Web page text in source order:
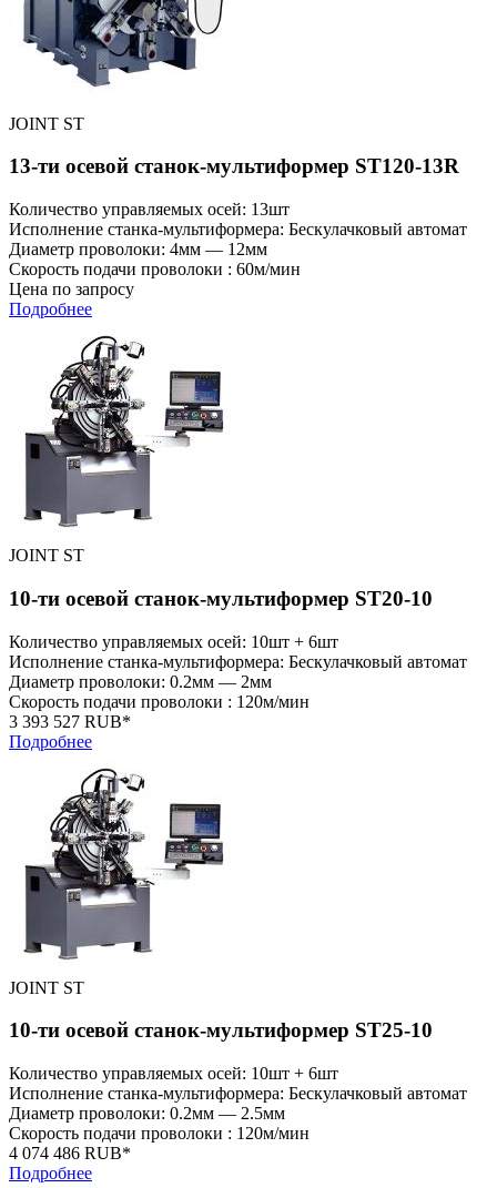
JOINT ST
13-ти осевой станок-мультиформер ST120-13R
Количество управляемых осей: 13шт
Исполнение станка-мультиформера: Бескулачковый автомат
Диаметр проволоки: 4мм — 12мм
Скорость подачи проволоки : 60м/мин
Цена по запросу
Подробнее
JOINT ST
10-ти осевой станок-мультиформер ST20-10
Количество управляемых осей: 10шт + 6шт
Исполнение станка-мультиформера: Бескулачковый автомат
Диаметр проволоки: 0.2мм — 2мм
Скорость подачи проволоки : 120м/мин
3 393 527 RUB*
Подробнее
JOINT ST
10-ти осевой станок-мультиформер ST25-10
Количество управляемых осей: 10шт + 6шт
Исполнение станка-мультиформера: Бескулачковый автомат
Диаметр проволоки: 0.2мм — 2.5мм
Скорость подачи проволоки : 120м/мин
4 074 486 RUB*
Подробнее